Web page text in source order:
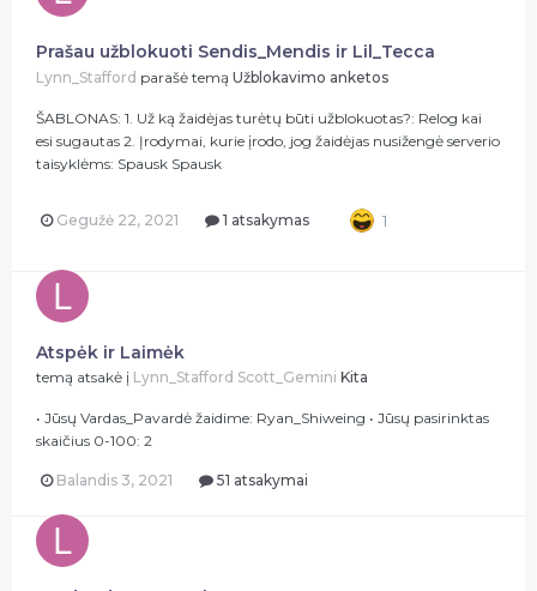
Prašau užblokuoti Sendis_Mendis ir Lil_Tecca
Lynn_Stafford parašė temą Užblokavimo anketos
ŠABLONAS: 1. Už ką žaidėjas turėtų būti užblokuotas?: Relog kai
esi sugautas 2. Įrodymai, kurie įrodo, jog žaidėjas nusižengė serverio
taisyklėms: Spausk Spausk
Gegužė 22, 2021 1 atsakymas 1
Atspėk ir Laimėk
temą atsakė į Lynn_Stafford Scott_Gemini Kita
• Jūsų Vardas_Pavardė žaidime: Ryan_Shiweing • Jūsų pasirinktas
skaičius 0-100: 2
Balandis 3, 2021 51 atsakymai